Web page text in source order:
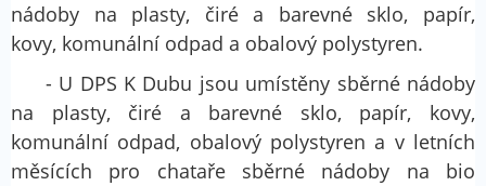
nádoby na plasty, čiré a barevné sklo, papír,
kovy, komunální odpad a obalový polystyren.
- U DPS K Dubu jsou umístěny sběrné nádoby
na plasty, čiré a barevné sklo, papír, kovy,
komunální odpad, obalový polystyren a v letních
měsících pro chataře sběrné nádoby na bio